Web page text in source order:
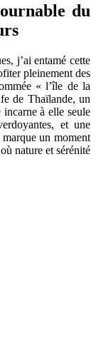
du
j’ai entamé cette
pleinement des
« l’île de la
de Thaïlande, un
à elle seule
et une
un moment
nature et sérénité